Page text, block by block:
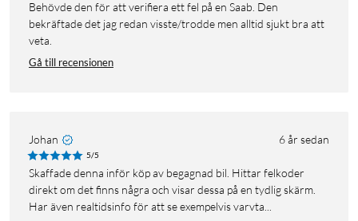
Behövde den för att verifiera ett fel på en Saab. Den
bekräftade det jag redan visste/trodde men alltid sjukt bra att
veta.
Gå till recensionen
Johan 6 år sedan
5/5
Skaffade denna inför köp av begagnad bil. Hittar felkoder
direkt om det finns några och visar dessa på en tydlig skärm.
Har även realtidsinfo för att se exempelvis varvta...